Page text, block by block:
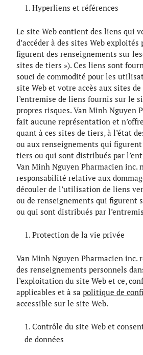
Hyperliens et références
Le site Web contient des liens qui
d’accéder à des sites Web
figurent des renseignements sur
sites de tiers »). Ces liens sont
souci de commodité pour les
site Web et votre accès aux sites
l’entremise de liens fournis sur le
propres risques. Van Minh Nguyen
fait aucune représentation et
quant à ces sites de tiers, à l’état
ou aux renseignements qui figurent
tiers ou qui sont distribués par
Van Minh Nguyen Pharmacien inc.
responsabilité relative aux
découler de l’utilisation de liens
ou de renseignements qui figurent
ou qui sont distribués par
Protection de la vie privée
Van Minh Nguyen Pharmacien
des renseignements personnels
l’exploitation du site Web et ce,
applicables et à sa politique de
accessible sur le site Web.
Contrôle du site Web et
de données